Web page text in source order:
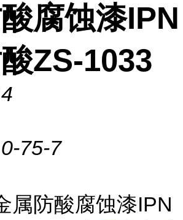
腐蚀漆IPN
ZS-1033
75-7
属防酸腐蚀漆IPN